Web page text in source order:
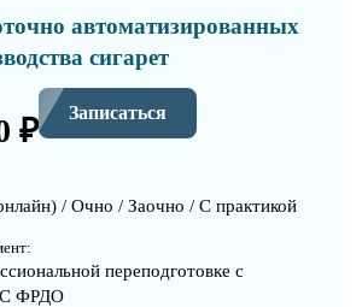
автоматизированных
сигарет
₽ Записаться
/ Очно / Заочно / С практикой
переподготовке с
ФРДО